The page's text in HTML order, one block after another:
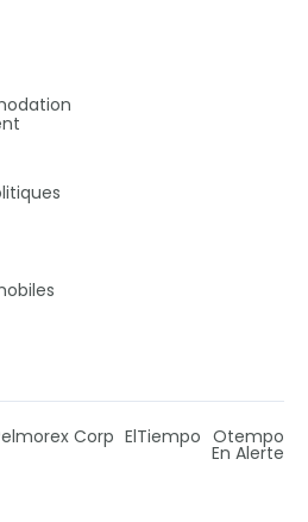
Corp ElTiempo Otempo
En Alerte